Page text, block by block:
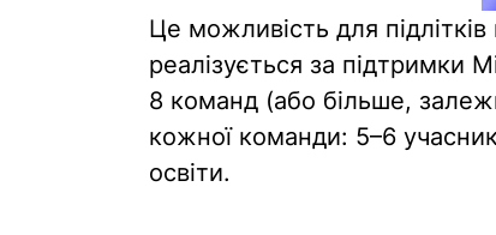
Це можливість для
реалізується за підтримки
8 команд (або більше,
кожної команди: 5–6
освіти.